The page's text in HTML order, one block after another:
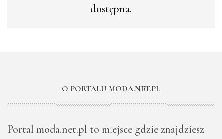
dostępna.
O PORTALU MODA.NET.PL
Portal moda.net.pl to miejsce gdzie znajdziesz